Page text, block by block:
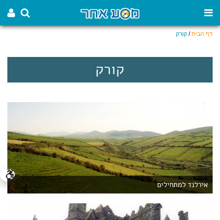
דף הבית/ קורק
קורק
אירלנד למתחילים